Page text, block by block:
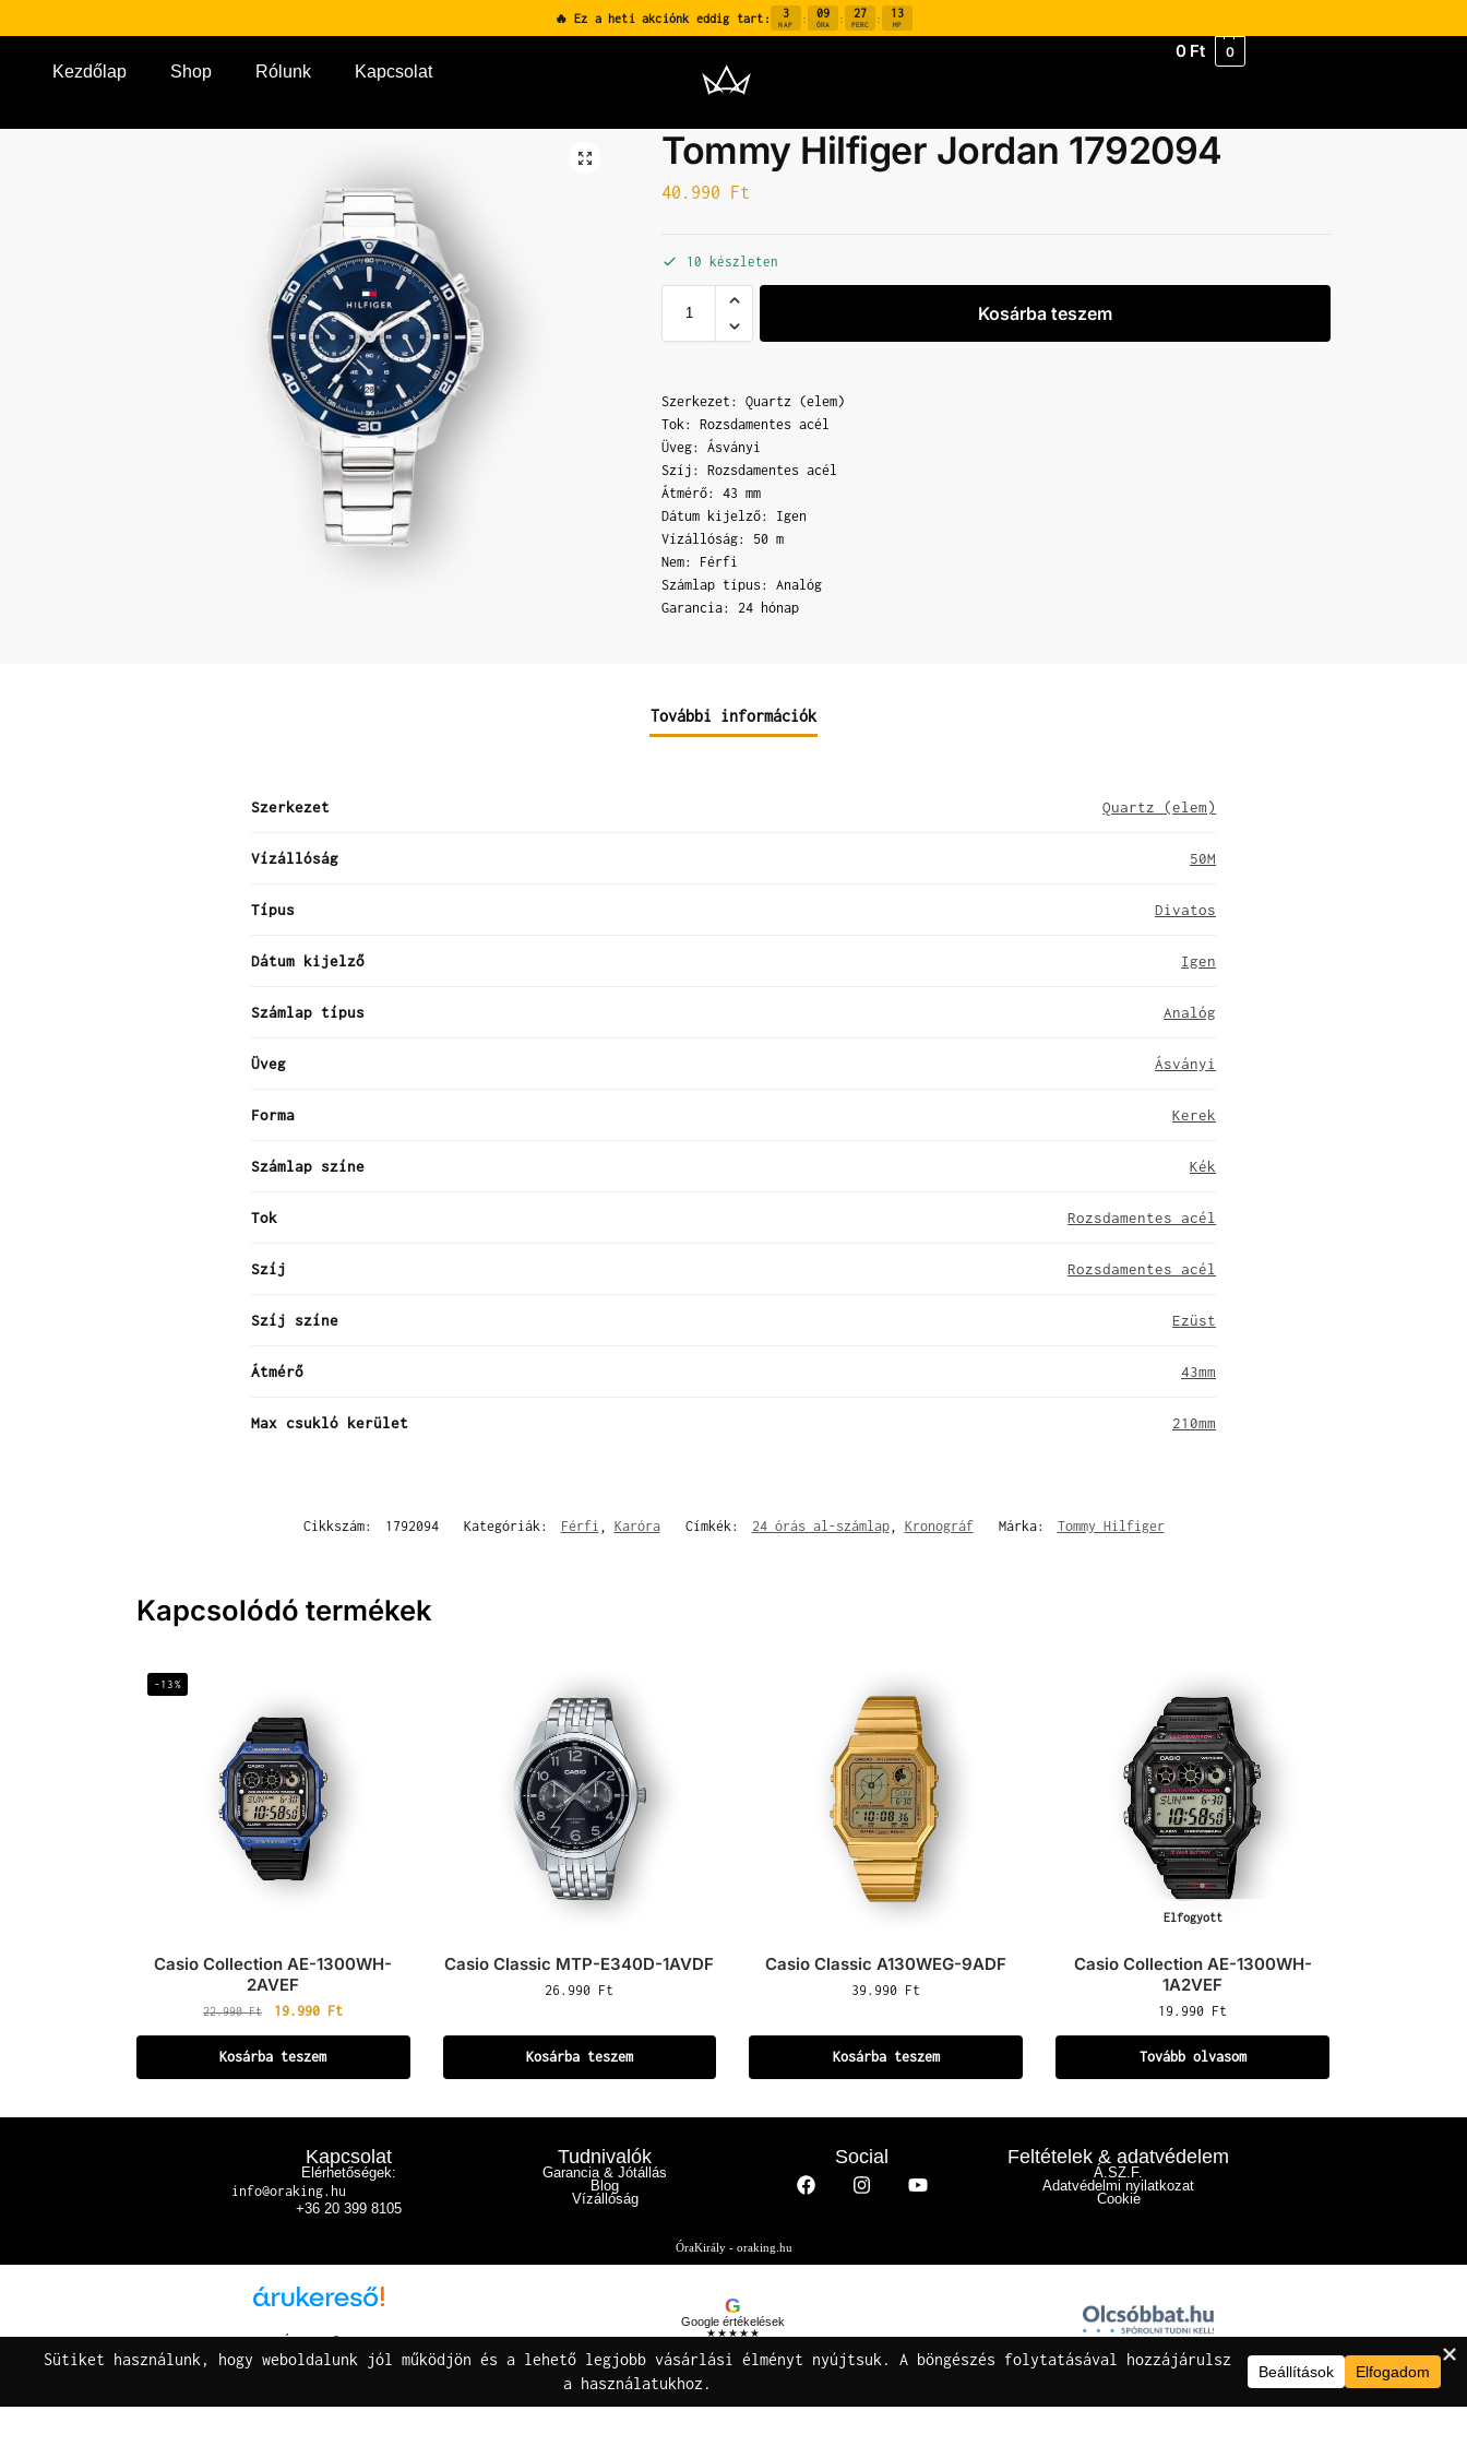
🔥 Ez a heti akciónk eddig tart: 3
NAP : 09
ÓRA : 27
PERC : 12
MP
Kezdőlap Shop Rólunk Kapcsolat
0 Ft 0
Tommy Hilfiger Jordan 1792094
40.990 Ft
10 készleten
Kosárba teszem
Szerkezet: Quartz (elem)
Tok: Rozsdamentes acél
Üveg: Ásványi
Szíj: Rozsdamentes acél
Átmérő: 43 mm
Dátum kijelző: Igen
Vízállóság: 50 m
Nem: Férfi
Számlap típus: Analóg
Garancia: 24 hónap
További információk
Szerkezet Quartz (elem)
Vízállóság 50M
Típus Divatos
Dátum kijelző Igen
Számlap típus Analóg
Üveg Ásványi
Forma Kerek
Számlap színe Kék
Tok Rozsdamentes acél
Szíj Rozsdamentes acél
Szíj színe Ezüst
Átmérő 43mm
Max csukló kerület 210mm
Cikkszám: 1792094 Kategóriák: Férfi , Karóra Címkék: 24 órás al-számlap, Kronográf Márka: Tommy Hilfiger
Kapcsolódó termékek
-13%
Casio Collection AE-1300WH-
2AVEF
22.990Ft 19.990 Ft
Kosárba teszem
Casio Classic MTP-E340D-1AVDF
26.990 Ft
Kosárba teszem
Casio Classic A130WEG-9ADF
39.990 Ft
Kosárba teszem
Elfogyott
Casio Collection AE-1300WH-
1A2VEF
19.990 Ft
Tovább olvasom
Kapcsolat
Elérhetőségek:
info@oraking.hu
+36 20 399 8105
Tudnivalók
Garancia & Jótállás
Blog
Vízállóság
Social Feltételek & adatvédelem
Á.SZ.F.
Adatvédelmi nyilatkozat
Cookie
ÓraKirály - oraking.hu
Árukereső.hu
G
Google értékelések
★★★★★
Buza Gáspár E.V.